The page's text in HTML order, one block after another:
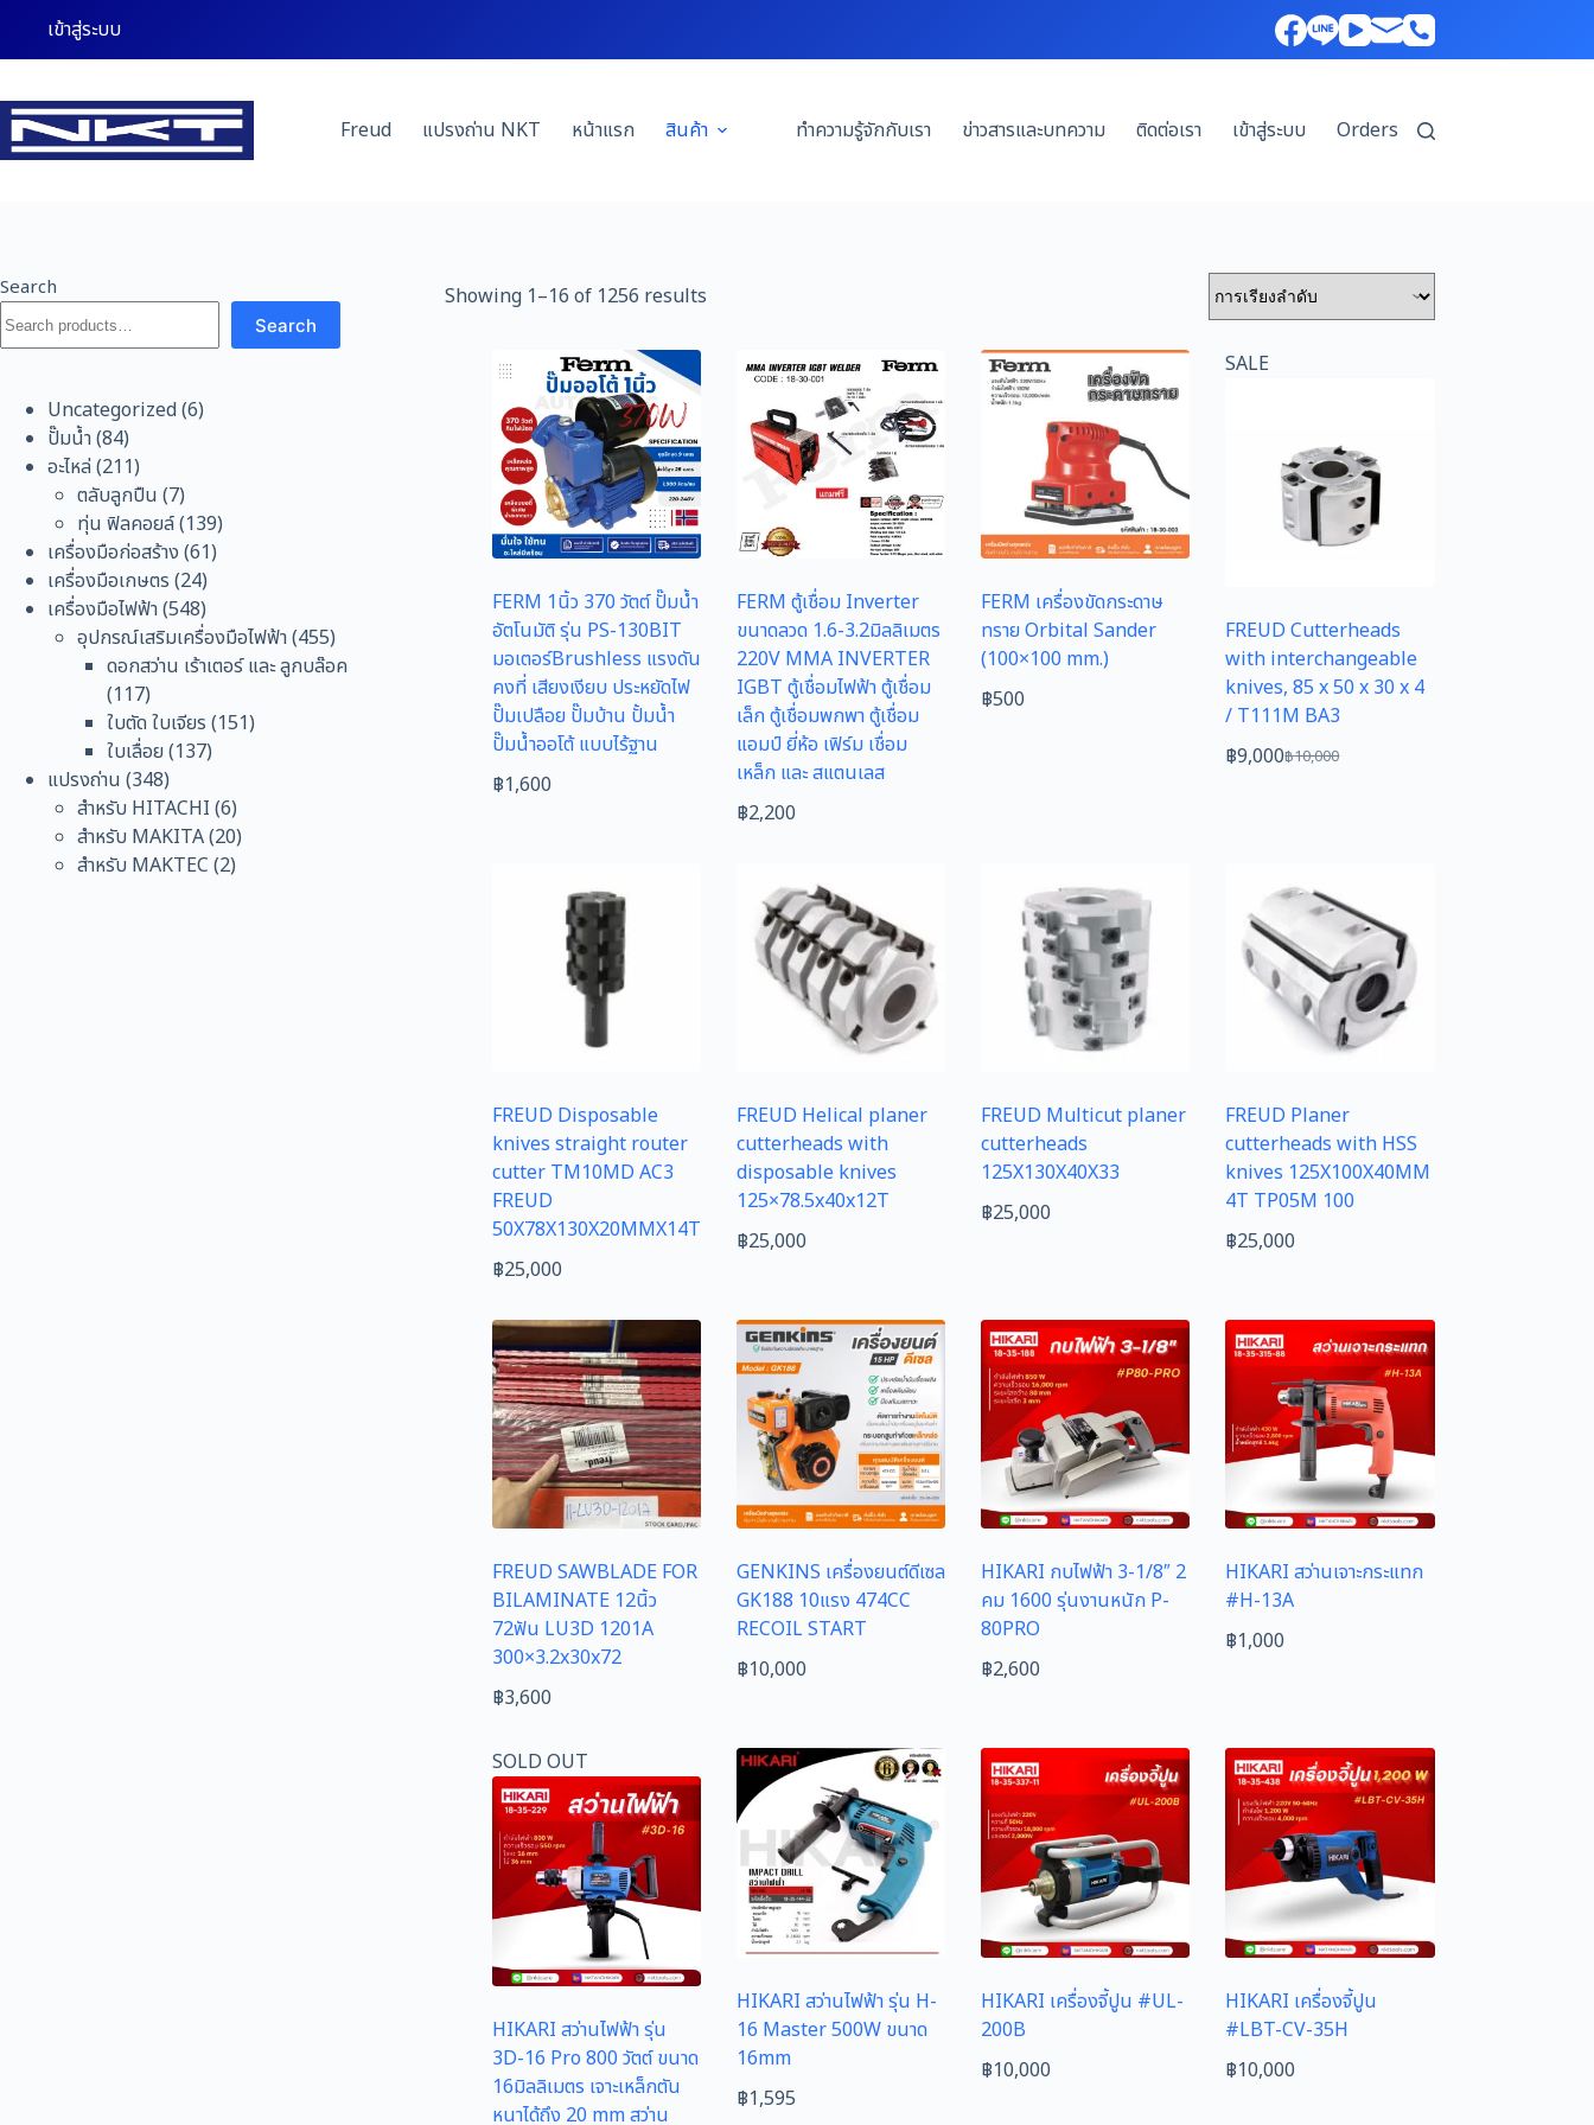
เข้าสู่ระบบ
Freud แปรงถ่าน NKT หน้าแรก สินค้า ทำความรู้จักกับเรา ข่าวสารและบทความ ติดต่อเรา เข้าสู่ระบบ Orders
Showing 1–16 of 1256 results
FERM 1นิ้ว 370 วัตต์ ปั๊มน้ำ
อัตโนมัติ รุ่น PS-130BIT
มอเตอร์Brushless แรงดัน
คงที่ เสียงเงียบ ประหยัดไฟ
ปั๊มเปลือย ปั๊มบ้าน ปั้มน้ำ
ปั๊มน้ำออโต้ แบบไร้ฐาน
฿1,600
FERM ตู้เชื่อม Inverter
ขนาดลวด 1.6-3.2มิลลิเมตร
220V MMA INVERTER
IGBT ตู้เชื่อมไฟฟ้า ตู้เชื่อม
เล็ก ตู้เชื่อมพกพา ตู้เชื่อม
แอมป์ ยี่ห้อ เฟิร์ม เชื่อม
เหล็ก และ สแตนเลส
฿2,200
FERM เครื่องขัดกระดาษ
ทราย Orbital Sander
(100×100 mm.)
฿500
SALE
FREUD Cutterheads
with interchangeable
knives, 85 x 50 x 30 x 4
/ T111M BA3
฿10,000
Original
฿9,000Current
FREUD Disposable
knives straight router
cutter TM10MD AC3
FREUD
50X78X130X20MMX14T
฿25,000
FREUD Helical planer
cutterheads with
disposable knives
125×78.5x40x12T
฿25,000
FREUD Multicut planer
cutterheads
125X130X40X33
฿25,000
FREUD Planer
cutterheads with HSS
knives 125X100X40MM
4T TP05M 100
฿25,000
FREUD SAWBLADE FOR
BILAMINATE 12นิ้ว
72ฟัน LU3D 1201A
300×3.2x30x72
฿3,600
GENKINS เครื่องยนต์ดีเซล
GK188 10แรง 474CC
RECOIL START
฿10,000
HIKARI กบไฟฟ้า 3-1/8″ 2
คม 1600 รุ่นงานหนัก P-
80PRO
฿2,600
HIKARI สว่านเจาะกระแทก
#H-13A
฿1,000
SOLD OUT
HIKARI สว่านไฟฟ้า รุ่น
3D-16 Pro 800 วัตต์ ขนาด
16มิลลิเมตร เจาะเหล็กตัน
หนาได้ถึง 20 mm สว่าน
HIKARI สว่านไฟฟ้า รุ่น H-
16 Master 500W ขนาด
16mm
฿1,595
HIKARI เครื่องจี้ปูน #UL-
200B
฿10,000
HIKARI เครื่องจี้ปูน
#LBT-CV-35H
฿10,000
Search
Search
Uncategorized 66
ปั๊มน้ำ 8484
สินค้า
อะไหล่ 211211
สินค้า
ตลับลูกปืน 77
สินค้า
ทุ่น ฟิลคอยล์ 139139
เครื่องมือก่อสร้าง 6161
เครื่องมือเกษตร 2424
สินค้า
เครื่องมือไฟฟ้า 548548
สินค้า
อุปกรณ์เสริมเครื่องมือไฟฟ้า 455455
สินค้า
ดอกสว่าน เร้าเตอร์ และ ลูกบล๊อค
117117
สินค้า
ใบตัด ใบเจียร 151151
ใบเลื่อย 137137
แปรงถ่าน 348348
สินค้า
สำหรับ HITACHI 66
สินค้า
สำหรับ MAKITA 2020
สำหรับ MAKTEC 22